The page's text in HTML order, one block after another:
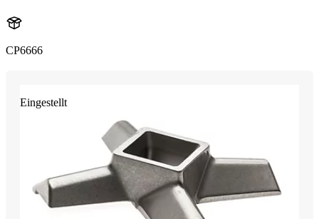
CP6666
Eingestellt